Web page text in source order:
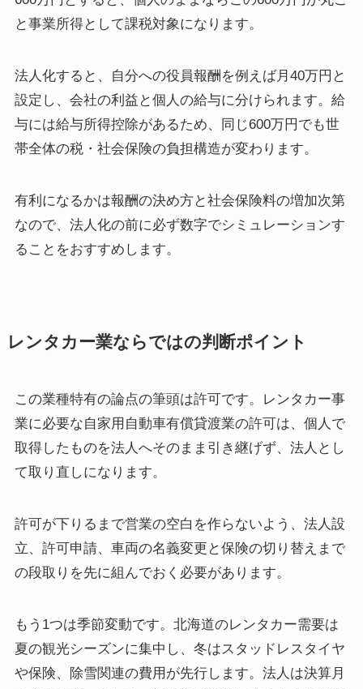
と事業所得として課税対象になります。
法人化すると、自分への役員報酬を例えば月40万円と
設定し、会社の利益と個人の給与に分けられます。給
与には給与所得控除があるため、同じ600万円でも世
帯全体の税・社会保険の負担構造が変わります。
有利になるかは報酬の決め方と社会保険料の増加次第
なので、法人化の前に必ず数字でシミュレーションす
ることをおすすめします。
レンタカー業ならではの判断ポイント
この業種特有の論点の筆頭は許可です。レンタカー事
業に必要な自家用自動車有償貸渡業の許可は、個人で
取得したものを法人へそのまま引き継げず、法人とし
て取り直しになります。
許可が下りるまで営業の空白を作らないよう、法人設
立、許可申請、車両の名義変更と保険の切り替えまで
の段取りを先に組んでおく必要があります。
もう1つは季節変動です。北海道のレンタカー需要は
夏の観光シーズンに集中し、冬はスタッドレスタイヤ
や保険、除雪関連の費用が先行します。法人は決算月